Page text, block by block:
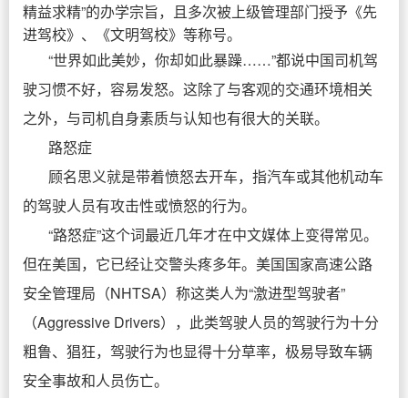
精益求精”的办学宗旨，且多次被上级管理部门授予《先
进驾校》、《文明驾校》等称号。
“世界如此美妙，你却如此暴躁……”都说中国司机驾
驶习惯不好，容易发怒。这除了与客观的交通环境相关
之外，与司机自身素质与认知也有很大的关联。
路怒症
顾名思义就是带着愤怒去开车，指汽车或其他机动车
的驾驶人员有攻击性或愤怒的行为。
“路怒症”这个词最近几年才在中文媒体上变得常见。
但在美国，它已经让交警头疼多年。美国国家高速公路
安全管理局（NHTSA）称这类人为“激进型驾驶者”
（Aggressive Drivers），此类驾驶人员的驾驶行为十分
粗鲁、猖狂，驾驶行为也显得十分草率，极易导致车辆
安全事故和人员伤亡。